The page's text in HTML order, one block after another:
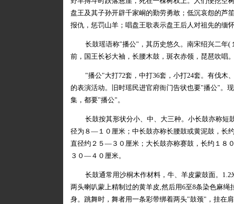
盘王及其子孙开辟千家峒的勤劳勇敢；低沉哀怨的芦
报仇，惩罚山羊；唱盘王歌表示盘王后人对祖先的缅怀
长鼓瑶语称"播公"，其历史悠久。南宋绍兴二年
前，国王长衫大袖，长腰木鼓，斑衣赤领，琵琶吹唱
"播公"大打72套，中打36套，小打24套。有伐木
的表演活动。旧时瑶民进官府衙门告状也要"播公"。
集，都要"播公"。
长鼓按其形状分小、中、大三种。小长鼓亦称
径为８—１０厘米；中长鼓亦称长腰鼓或黄泥鼓，长
直径约２５—３０厘米；大长鼓亦称赛鼓，长约１８
３０—４０厘米。
长鼓通常用沙桐木作材料，牛、羊皮蒙鼓面。
两头喇叭蒙上精制过的黄羊皮,然后用6至8条染色麻
身。跳舞时，舞者用一条彩带绑着两头"鼓颈"，挂在